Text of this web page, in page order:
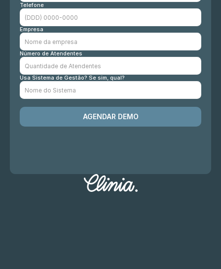
Telefone
Empresa
Número de Atendentes
Usa Sistema de Gestão? Se sim, qual?
AGENDAR DEMO